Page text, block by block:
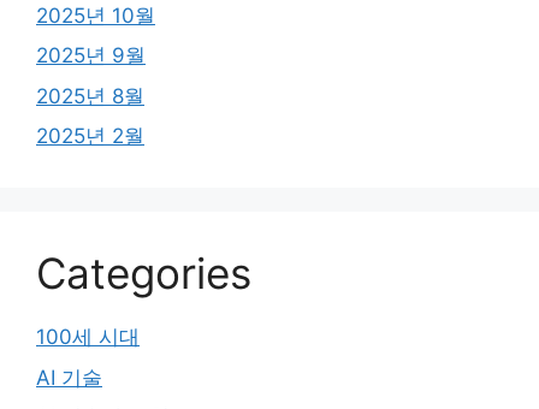
2025년 10월
2025년 9월
2025년 8월
2025년 2월
Categories
100세 시대
AI 기술